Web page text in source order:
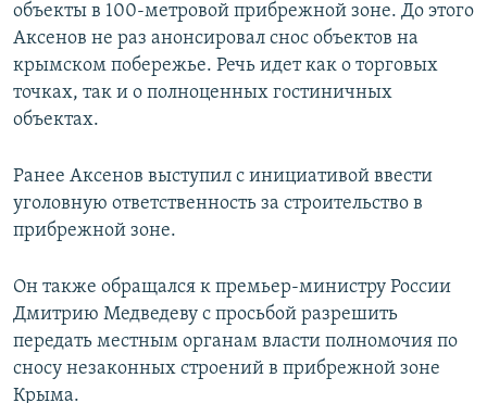
объекты в 100-метровой прибрежной зоне. До этого
Аксенов не раз анонсировал снос объектов на
крымском побережье. Речь идет как о торговых
точках, так и о полноценных гостиничных
объектах.
Ранее Аксенов выступил с инициативой ввести
уголовную ответственность за строительство в
прибрежной зоне.
Он также обращался к премьер-министру России
Дмитрию Медведеву с просьбой разрешить
передать местным органам власти полномочия по
сносу незаконных строений в прибрежной зоне
Крыма.